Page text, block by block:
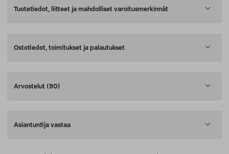
Tuotetiedot, liitteet ja mahdolliset varoitusmerkinnät
Ostotiedot, toimitukset ja palautukset
Arvostelut (90)
Asiantuntija vastaa